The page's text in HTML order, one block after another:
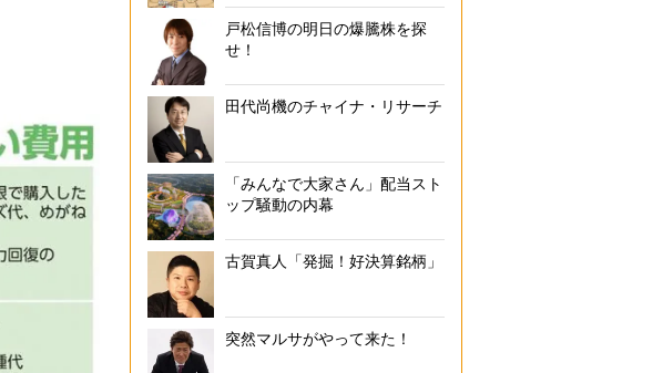
戸松信博の明日の爆騰株を探
せ！
田代尚機のチャイナ・リサーチ
「みんなで大家さん」配当スト
ップ騒動の内幕
古賀真人「発掘！好決算銘柄」
突然マルサがやって来た！